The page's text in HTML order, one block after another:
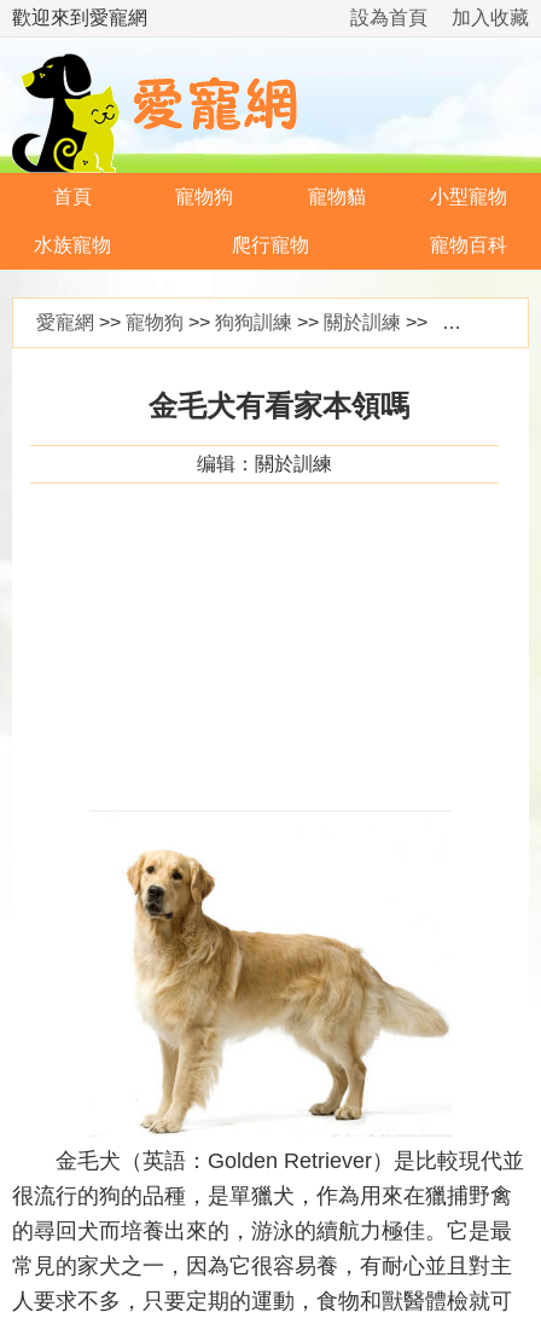
歡迎來到愛寵網 加入收藏
設為首頁
首頁 寵物狗 寵物貓 小型寵物
水族寵物 爬行寵物 寵物百科
愛寵網 >> 寵物狗 >> 狗狗訓練 >> 關於訓練 >> 金毛犬有看家本領嗎
金毛犬有看家本領嗎
编辑：關於訓練
金毛犬（英語：Golden Retriever）是比較現代並
很流行的狗的品種，是單獵犬，作為用來在獵捕野禽
的尋回犬而培養出來的，游泳的續航力極佳。它是最
常見的家犬之一，因為它很容易養，有耐心並且對主
人要求不多，只要定期的運動，食物和獸醫體檢就可